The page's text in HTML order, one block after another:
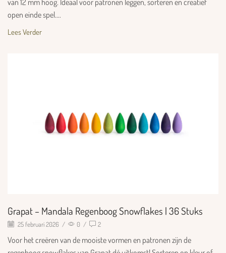
open einde spel....
Lees Verder
Grapat – Mandala Regenboog Snowflakes | 36 Stuks
25 februari 2026 / 0 / 2
Voor het creëren van de mooiste vormen en patronen zijn de